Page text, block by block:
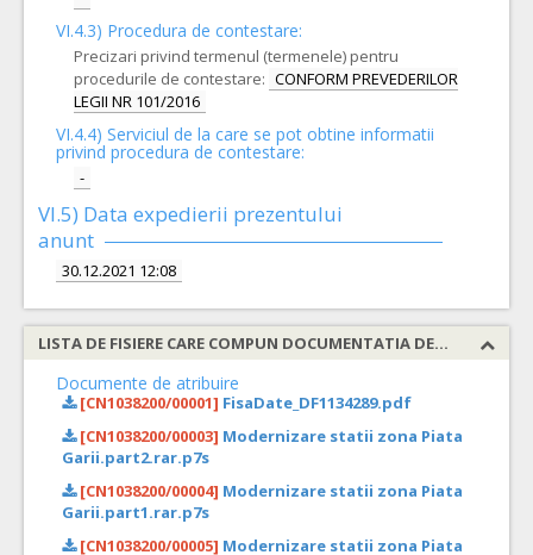
VI.4.3) Procedura de contestare:
Precizari privind termenul (termenele) pentru
procedurile de contestare: CONFORM PREVEDERILOR
LEGII NR 101/2016
VI.4.4) Serviciul de la care se pot obtine informatii
privind procedura de contestare:
-
VI.5) Data expedierii prezentului
anunt
30.12.2021 12:08
LISTA DE FISIERE CARE COMPUN DOCUMENTATIA DE ATRIBUIRE
Documente de atribuire
[CN1038200/00001] FisaDate_DF1134289.pdf
[CN1038200/00003] Modernizare statii zona Piata
Garii.part2.rar.p7s
[CN1038200/00004] Modernizare statii zona Piata
Garii.part1.rar.p7s
[CN1038200/00005] Modernizare statii zona Piata